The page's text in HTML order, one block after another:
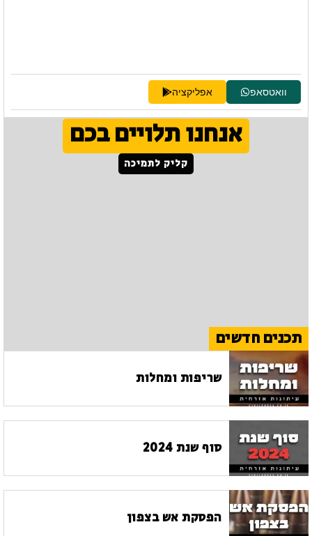
וואטסאפ אפליקציה
אנחנו תלויים בכם
קליק לתמיכה
תכנים חדשים
שריפות ומחלות
סוף שנת 2024
הפסקת אש בצפון